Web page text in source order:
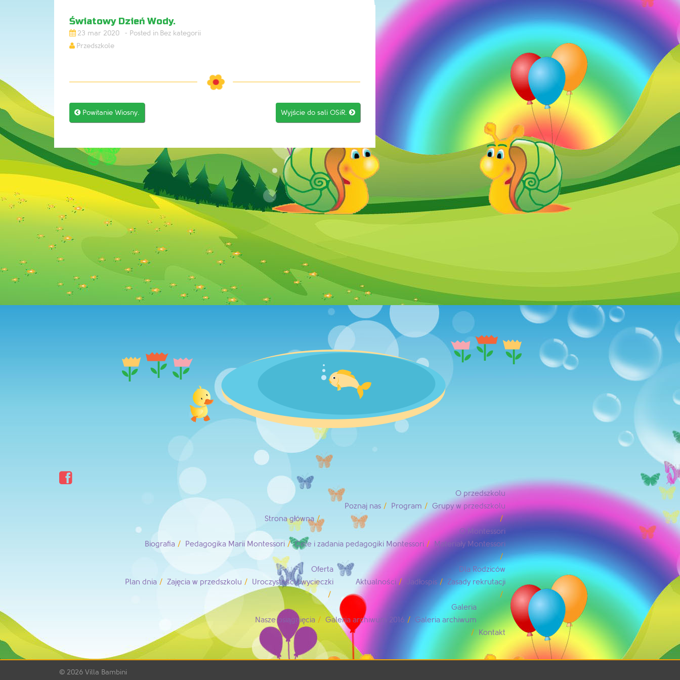
Światowy Dzień Wody.
23 mar 2020
Bez kategorii
Przedszkole
Post
 Powitanie Wiosny. Wyjście do sali OSiR. 

Strona główna
O przedszkolu
Poznaj nas
Program Grupy w przedszkolu
O Montessori
Biografia
Pedagogika Marii Montessori Cele i zadania pedagogiki Montessori Materiały Montessori
Oferta
Plan dnia
Zajęcia w przedszkolu Uroczystości i wycieczki
Dla Rodziców
Aktualności
Jadłospis Zasady rekrutacji
Galeria
Nasze osiągnięcia
Galeria archiwum 2016
Galeria archiwum
Kontakt
© 2026 Villa Bambini